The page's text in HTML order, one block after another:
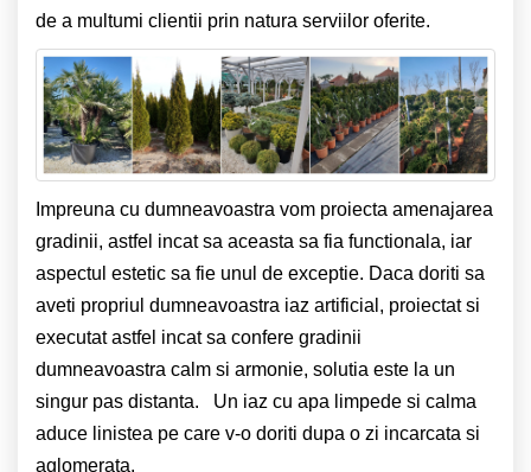
de a multumi clientii prin natura serviilor oferite.
Impreuna cu dumneavoastra vom proiecta amenajarea
gradinii, astfel incat sa aceasta sa fia functionala, iar
aspectul estetic sa fie unul de exceptie. Daca doriti sa
aveti propriul dumneavoastra iaz artificial, proiectat si
executat astfel incat sa confere gradinii
dumneavoastra calm si armonie, solutia este la un
singur pas distanta. Un iaz cu apa limpede si calma
aduce linistea pe care v-o doriti dupa o zi incarcata si
aglomerata.